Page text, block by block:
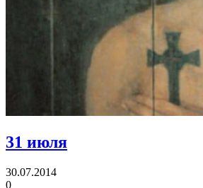
31 июля
30.07.2014
0